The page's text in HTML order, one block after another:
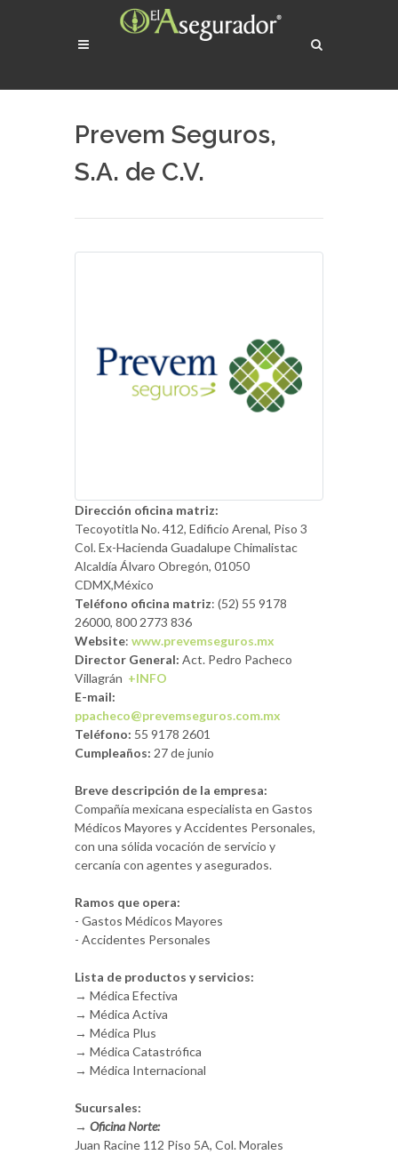
Prevem Seguros,
S.A. de C.V.
Dirección oficina matriz:
Tecoyotitla No. 412, Edificio Arenal, Piso 3
Col. Ex-Hacienda Guadalupe Chimalistac
Alcaldía Álvaro Obregón, 01050
CDMX,México
Teléfono oficina matriz: (52) 55 9178
26000, 800 2773 836
Website: www.prevemseguros.mx
Director General: Act. Pedro Pacheco
Villagrán +INFO
E-mail:
ppacheco@prevemseguros.com.mx
Teléfono: 55 9178 2601
Cumpleaños: 27 de junio
Breve descripción de la empresa:
Compañía mexicana especialista en Gastos
Médicos Mayores y Accidentes Personales,
con una sólida vocación de servicio y
cercanía con agentes y asegurados.
Ramos que opera:
- Gastos Médicos Mayores
- Accidentes Personales
Lista de productos y servicios:
→ Médica Efectiva
→ Médica Activa
→ Médica Plus
→ Médica Catastrófica
→ Médica Internacional
Sucursales:
→ Oficina Norte:
Juan Racine 112 Piso 5A, Col. Morales